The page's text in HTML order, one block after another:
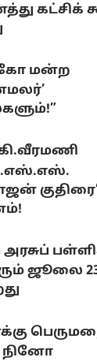
கட்சிக்
மன்ற
அரசுப்
ஜூலை
நினோ